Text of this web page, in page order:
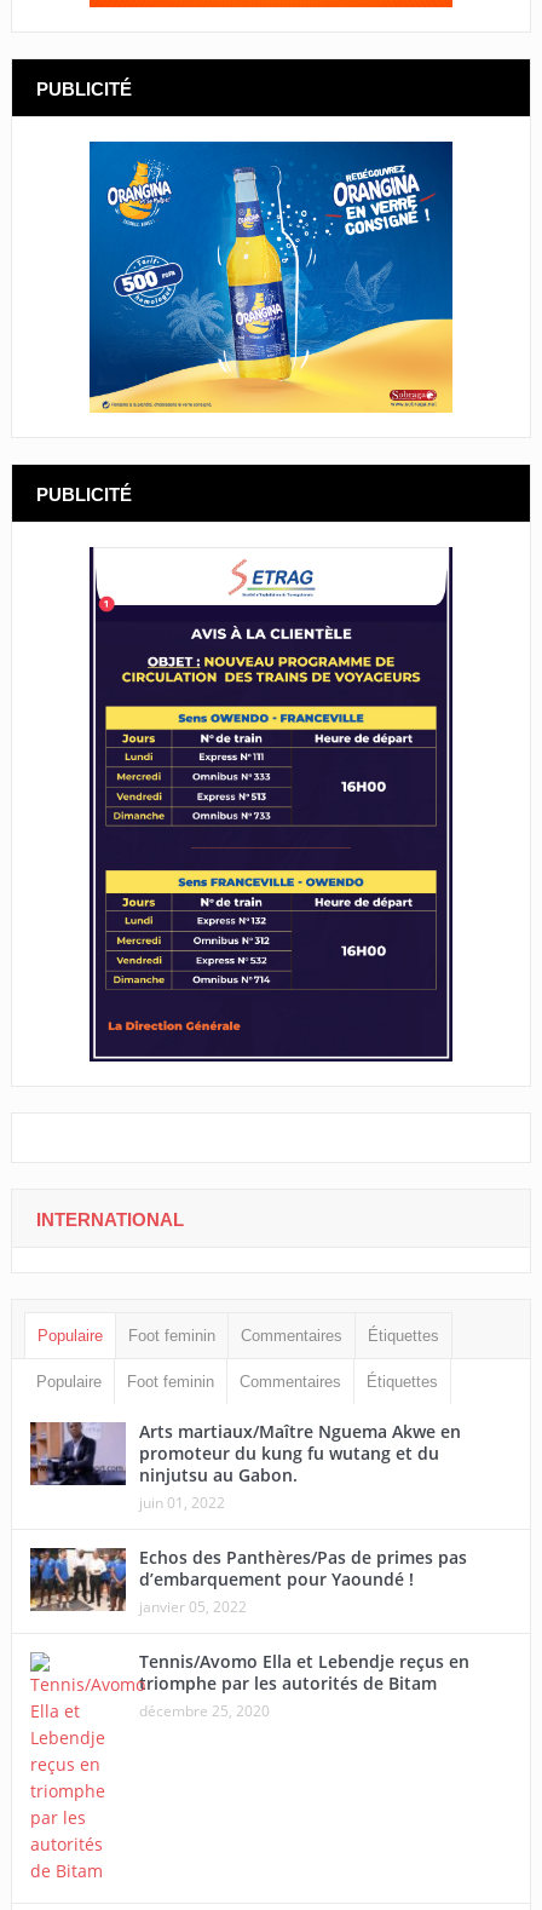
PUBLICITÉ
PUBLICITÉ
INTERNATIONAL
Populaire Foot feminin Commentaires Étiquettes
Populaire Foot feminin Commentaires Étiquettes
Arts martiaux/Maître Nguema Akwe en
promoteur du kung fu wutang et du
ninjutsu au Gabon.
juin 01, 2022
Echos des Panthères/Pas de primes pas
d’embarquement pour Yaoundé !
janvier 05, 2022
Tennis/Avomo Ella et Lebendje reçus en
triomphe par les autorités de Bitam
décembre 25, 2020